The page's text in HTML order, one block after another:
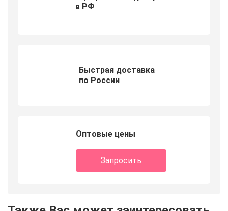
в РФ
Быстрая доставка
по России
Оптовые цены
Запросить